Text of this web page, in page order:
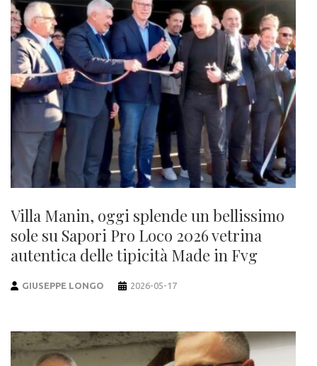
Villa Manin, oggi splende un bellissimo
sole su Sapori Pro Loco 2026 vetrina
autentica delle tipicità Made in Fvg
GIUSEPPE LONGO 2026-05-17